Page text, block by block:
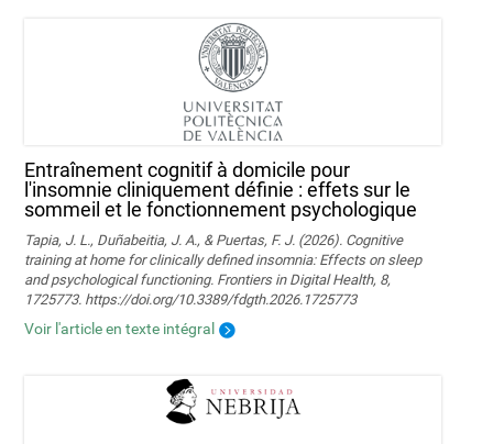
Entraînement cognitif à domicile pour
l'insomnie cliniquement définie : effets sur le
sommeil et le fonctionnement psychologique
Tapia, J. L., Duñabeitia, J. A., & Puertas, F. J. (2026). Cognitive
training at home for clinically defined insomnia: Effects on sleep
and psychological functioning. Frontiers in Digital Health, 8,
1725773. https://doi.org/10.3389/fdgth.2026.1725773
Voir l'article en texte intégral